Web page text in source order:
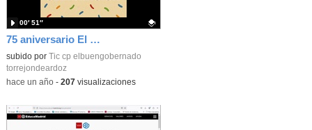
75 aniversario El Buen Gobernador
Contenido educativo.
subido por Tic cp elbuengobernado
torrejondeardoz
00′ 51″
-hace un año- 207visualizaciones